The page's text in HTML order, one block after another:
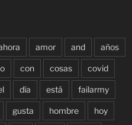
amor and años
con cosas covid
día está failarmy
gusta hombre hoy